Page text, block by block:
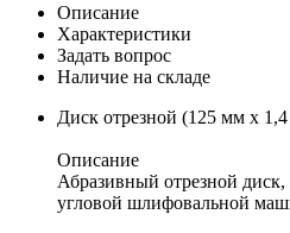
Описание
Характеристики
Задать вопрос
Наличие на складе
Диск отрезной (125 мм х
Описание
Абразивный отрезной
угловой шлифовальной